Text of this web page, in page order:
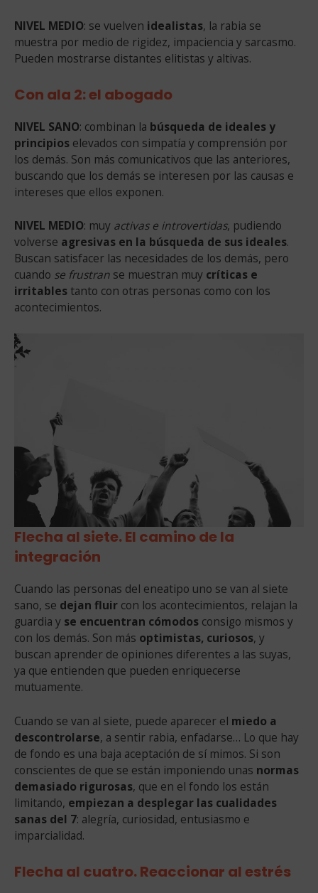
NIVEL MEDIO: se vuelven idealistas, la rabia se
muestra por medio de rigidez, impaciencia y sarcasmo.
Pueden mostrarse distantes elitistas y altivas.
Con ala 2: el abogado
NIVEL SANO: combinan la búsqueda de ideales y
principios elevados con simpatía y comprensión por
los demás. Son más comunicativos que las anteriores,
buscando que los demás se interesen por las causas e
intereses que ellos exponen.
NIVEL MEDIO: muy activas e introvertidas, pudiendo
volverse agresivas en la búsqueda de sus ideales.
Buscan satisfacer las necesidades de los demás, pero
cuando se frustran se muestran muy críticas e
irritables tanto con otras personas como con los
acontecimientos.
Flecha al siete. El camino de la
integración
Cuando las personas del eneatipo uno se van al siete
sano, se dejan fluir con los acontecimientos, relajan la
guardia y se encuentran cómodos consigo mismos y
con los demás. Son más optimistas, curiosos, y
buscan aprender de opiniones diferentes a las suyas,
ya que entienden que pueden enriquecerse
mutuamente.
Cuando se van al siete, puede aparecer el miedo a
descontrolarse, a sentir rabia, enfadarse… Lo que hay
de fondo es una baja aceptación de sí mimos. Si son
conscientes de que se están imponiendo unas normas
demasiado rigurosas, que en el fondo los están
limitando, empiezan a desplegar las cualidades
sanas del 7: alegría, curiosidad, entusiasmo e
imparcialidad.
Flecha al cuatro. Reaccionar al estrés